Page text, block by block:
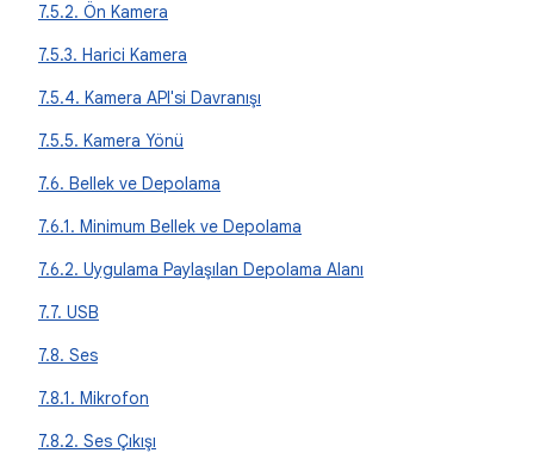
7.5.2. Ön Kamera
7.5.3. Harici Kamera
7.5.4. Kamera API'si Davranışı
7.5.5. Kamera Yönü
7.6. Bellek ve Depolama
7.6.1. Minimum Bellek ve Depolama
7.6.2. Uygulama Paylaşılan Depolama Alanı
7.7. USB
7.8. Ses
7.8.1. Mikrofon
7.8.2. Ses Çıkışı